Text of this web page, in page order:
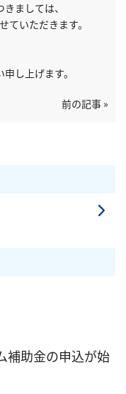
ましては、
いただきます。
し上げます。
前の記事 »
補助金の申込が始